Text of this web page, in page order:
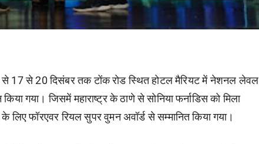
से 17 से 20 दिसंबर तक टोंक रोड स्थित होटल मैरियट में नेशनल लेवल
गया। जिसमें महाराष्ट्र के ठाणे से सोनिया फर्नाडिस को मिला
लिए फॉरएवर रियल सुपर वुमन अवॉर्ड से सम्मानित किया गया।